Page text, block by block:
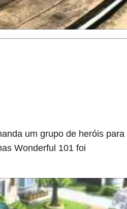
um grupo de heróis para
Wonderful 101 foi